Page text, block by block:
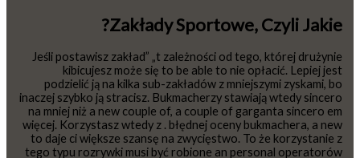
Zakłady Sportowe, Czyli Jakie?
Jeśli postawisz zakład” „t zależności od tego, której drużynie
kibicujesz może się to be able to nie opłacić. Lepiej jest
podzielić ją na kilka sub-zakładów z mniejszymi zyskami, bo
inaczej szybko ją stracisz. Bukmacherzy stawiają wtedy sincero
na mniej niż a new couple of, a couple of garganta sincero em
więcej. Korzystasz wtedy z . błędnej oceny bukmachera, a new
to daje ci większe szansę na zwycięstwo. To że korzystanie z
tego typu rozrywki musi być robione an personal operatorów